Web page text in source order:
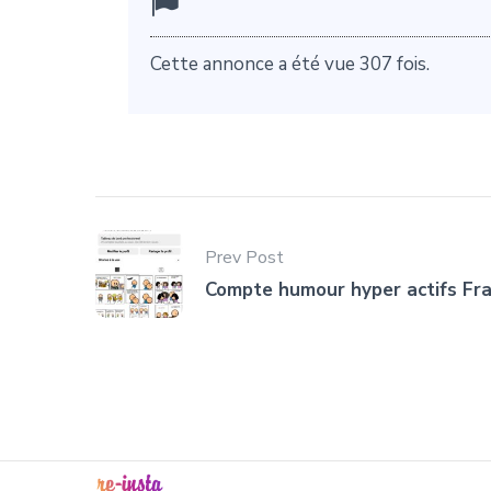
Cette annonce a été vue 307 fois.
Prev Post
Compte humour hyper actifs